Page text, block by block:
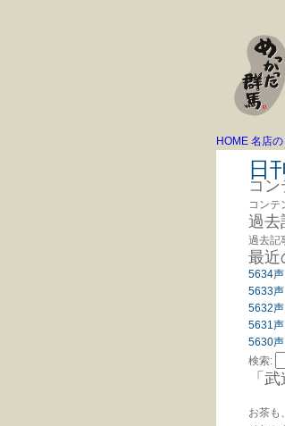
HOME 名店の
日
コン
コンテ
過去
過去記
最近
5634
5633
5632
5631
5630
検索:
「
お茶も、